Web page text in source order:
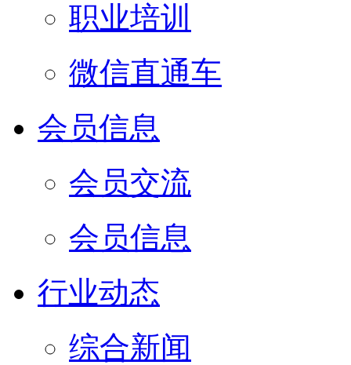
职业培训
微信直通车
会员信息
会员交流
会员信息
行业动态
综合新闻